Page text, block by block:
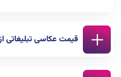
قیمت عکاسی تبلیغاتی